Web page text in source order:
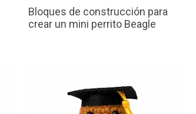
Bloques de construcción para
crear un mini perrito Beagle